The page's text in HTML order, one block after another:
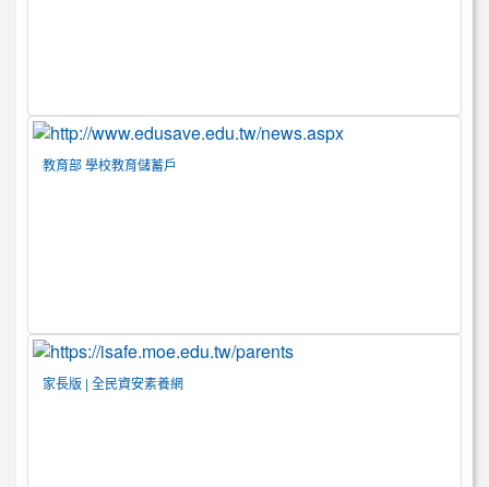
教育部 學校教育儲蓄戶
家長版 | 全民資安素養網